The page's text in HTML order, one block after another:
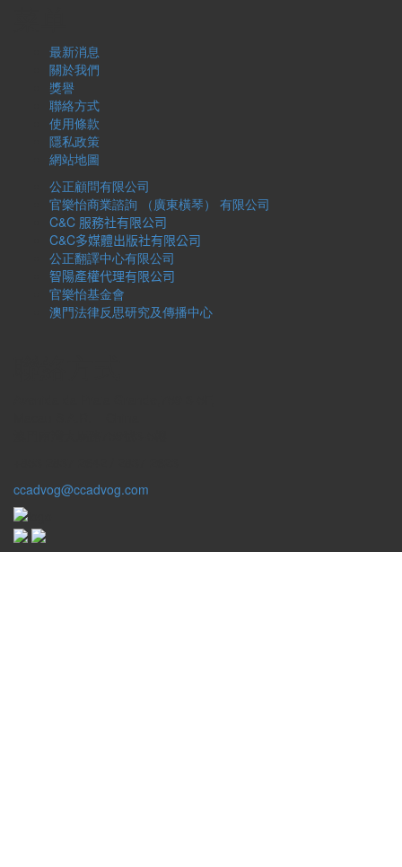
最新消息
關於我們
獎譽
聯絡方式
使用條款
隱私政策
網站地圖
公正顧問有限公司
官樂怡商業諮詢 （廣東橫琴） 有限公司
C&C 服務社有限公司
C&C多媒體出版社有限公司
公正翻譯中心有限公司
智陽產權代理有限公司
官樂怡基金會
澳門法律反思研究及傳播中心
ccadvog@ccadvog.com